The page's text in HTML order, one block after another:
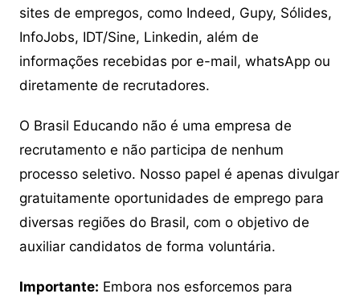
sites de empregos, como Indeed, Gupy, Sólides,
InfoJobs, IDT/Sine, Linkedin, além de
informações recebidas por e-mail, whatsApp ou
diretamente de recrutadores.
O Brasil Educando não é uma empresa de
recrutamento e não participa de nenhum
processo seletivo. Nosso papel é apenas divulgar
gratuitamente oportunidades de emprego para
diversas regiões do Brasil, com o objetivo de
auxiliar candidatos de forma voluntária.
Importante: Embora nos esforcemos para